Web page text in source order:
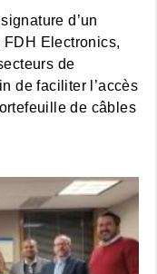
d’un
Electronics,
de
de faciliter l’accès
de câbles